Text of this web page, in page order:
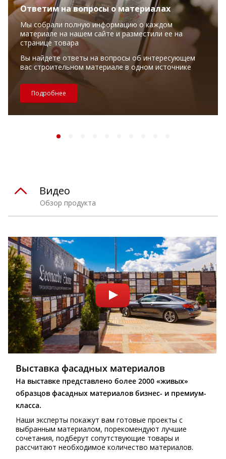
Ответим на вопросы о материалах
Мы собрали полную информацию о каждом
материале на нашем сайте и разместили ее на
странице товара
Вы найдете ответы на вопросы об интересующем
вас строительном материале в одном источнике
Подробнее
Обзор продукта
Видео
Выставка фасадных материалов
На выставке представлено более 2000 «живых»
образцов фасадных материалов бизнес- и премиум-
класса.
Наши эксперты покажут вам готовые проекты с
выбранным материалом, порекомендуют лучшие
сочетания, подберут сопутствующие товары и
рассчитают необходимое количество материалов.